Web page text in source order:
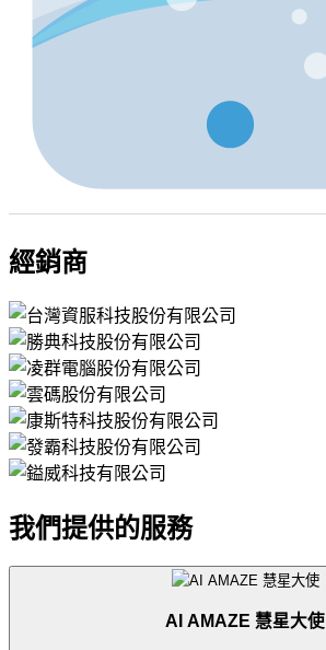
經銷商
我們提供的服務
AI AMAZE 慧星大使